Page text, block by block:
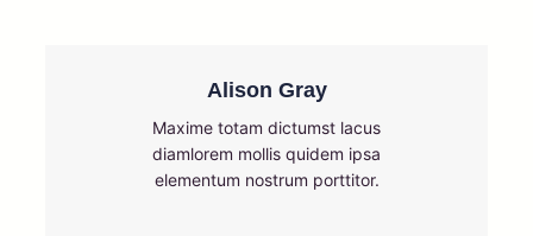
Alison Gray
Maxime totam dictumst lacus
diamlorem mollis quidem ipsa
elementum nostrum porttitor.